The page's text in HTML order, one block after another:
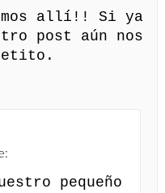
allí!! Si ya
post aún nos
pequeño